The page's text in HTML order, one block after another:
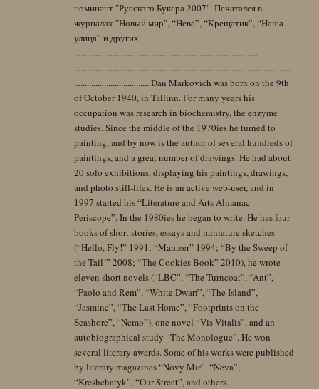
номинант "Русского Букера 2007". Печатался в
журналах "Новый мир", “Нева”, “Крещатик”, “Наша
улица” и других.
......................................................................................
.......................................................................................................
................................... Dan Markovich was born on the 9th
of October 1940, in Tallinn. For many years his
occupation was research in biochemistry, the enzyme
studies. Since the middle of the 1970ies he turned to
painting, and by now is the author of several hundreds of
paintings, and a great number of drawings. He had about
20 solo exhibitions, displaying his paintings, drawings,
and photo still-lifes. He is an active web-user, and in
1997 started his “Literature and Arts Almanac
Periscope”. In the 1980ies he began to write. He has four
books of short stories, essays and miniature sketches
(“Hello, Fly!” 1991; “Mamzer” 1994; “By the Sweep of
the Tail!” 2008; “The Cookies Book” 2010), he wrote
eleven short novels (“LBC”, “The Turncoat”, “Ant”,
“Paolo and Rem”, “White Dwarf”, “The Island”,
“Jasmine”, “The Last Home”, “Footprints on the
Seashore”, “Nemo”), one novel “Vis Vitalis”, and an
autobiographical study “The Monologue”. He won
several literary awards. Some of his works were published
by literary magazines “Novy Mir”, “Neva”,
“Kreshchatyk”, “Our Street”, and others.